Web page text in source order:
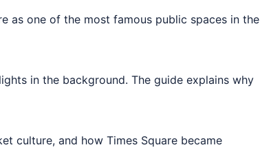
as one of the most famous public spaces in the
in the background. The guide explains why
culture, and how Times Square became